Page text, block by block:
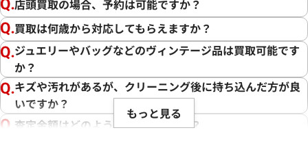
店頭買取の場合、予約は可能ですか？
買取は何歳から対応してもらえますか？
ジュエリーやバッグなどのヴィンテージ品は買取可能です
か？
キズや汚れがあるが、クリーニング後に持ち込んだ方が良
いですか？
査定金額はどのように決まりますか？
もっと見る